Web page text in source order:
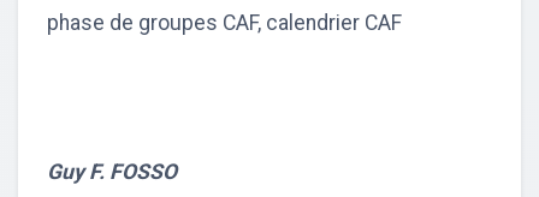
phase de groupes CAF, calendrier CAF
Guy F. FOSSO